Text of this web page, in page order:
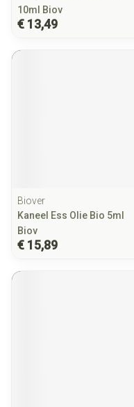
10ml Biov
€ 13,49
Biover
Kaneel Ess Olie Bio 5ml
Biov
€ 15,89